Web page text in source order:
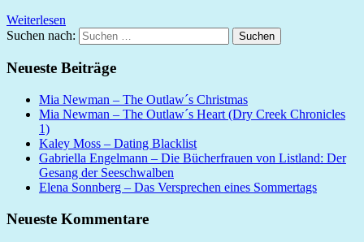
Weiterlesen
Suchen nach:
Suchen
Neueste Beiträge
Mia Newman – The Outlaw´s Christmas
Mia Newman – The Outlaw´s Heart (Dry Creek Chronicles
1)
Kaley Moss – Dating Blacklist
Gabriella Engelmann – Die Bücherfrauen von Listland: Der
Gesang der Seeschwalben
Elena Sonnberg – Das Versprechen eines Sommertags
Neueste Kommentare